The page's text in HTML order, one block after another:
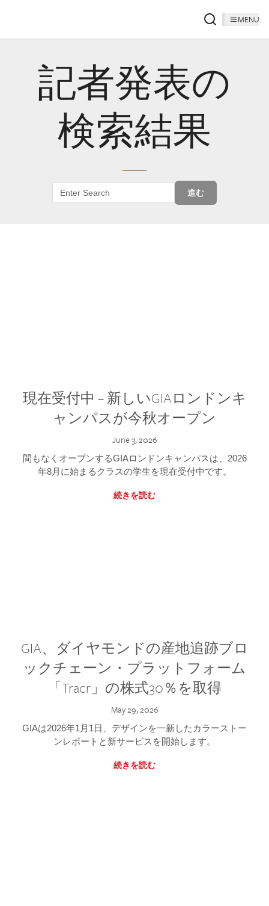
MENU
記者発表の
検索結果
進む
現在受付中 – 新しいGIAロンドンキ
ャンパスが今秋オープン
June 3, 2026
間もなくオープンするGIAロンドンキャンパスは、2026
年8月に始まるクラスの学生を現在受付中です。
続きを読む
GIA、ダイヤモンドの産地追跡ブロ
ックチェーン・プラットフォーム
「Tracr」の株式30％を取得
May 29, 2026
GIAは2026年1月1日、デザインを一新したカラーストー
ンレポートと新サービスを開始します。
続きを読む